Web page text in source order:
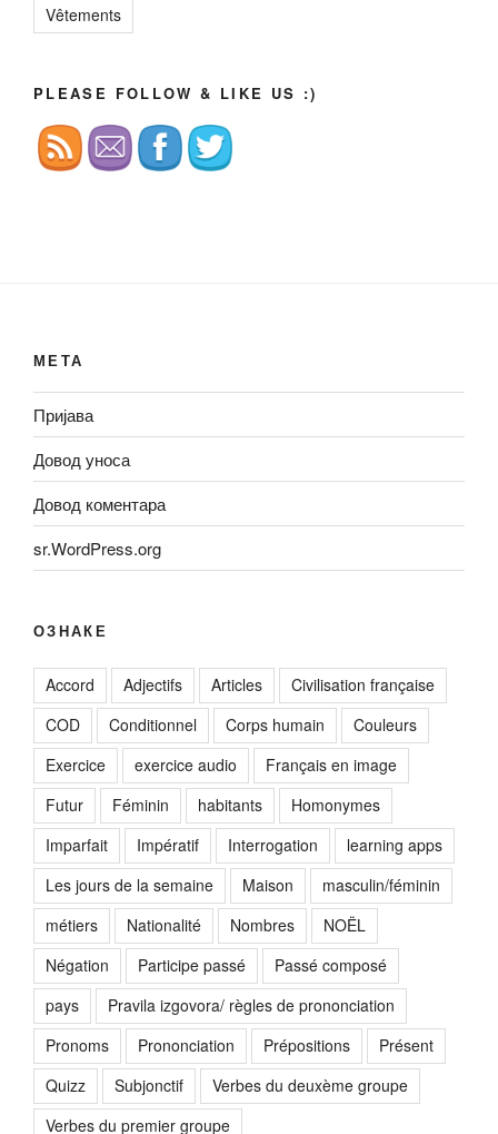
Vêtements
PLEASE FOLLOW & LIKE US :)
МЕТА
Пријава
Довод уноса
Довод коментара
sr.WordPress.org
ОЗНАКЕ
Accord Adjectifs Articles
Civilisation française
COD
Conditionnel Corps humain
Couleurs
Exercice
exercice audio
Français en image
Futur
Féminin habitants
Homonymes
Imparfait
Impératif Interrogation
learning apps
Les jours de la semaine
Maison
masculin/féminin
métiers
Nationalité Nombres
NOËL
Négation
Participe passé
Passé composé
pays
Pravila izgovora/ règles de prononciation
Pronoms
Prononciation Prépositions
Présent
Quizz
Subjonctif
Verbes du deuxème groupe
Verbes du premier groupe